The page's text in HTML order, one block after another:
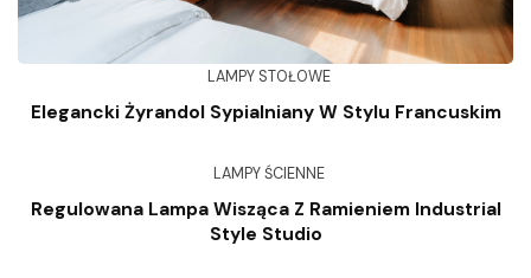
LAMPY STOŁOWE
Elegancki Żyrandol Sypialniany W Stylu Francuskim
LAMPY ŚCIENNE
Regulowana Lampa Wisząca Z Ramieniem Industrial
Style Studio